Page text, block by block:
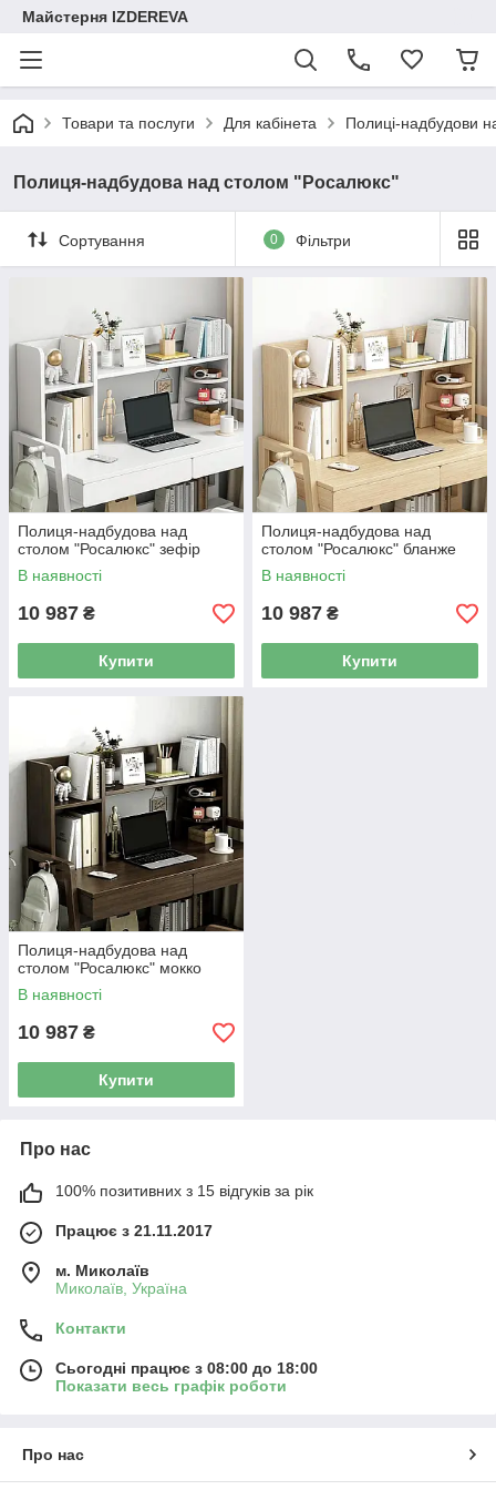
Майстерня IZDEREVA
Товари та послуги Для кабінета Полиці-надбудови
Полиця-надбудова над столом "Росалюкс"
Сортування 0 Фільтри
Полиця-надбудова над
столом "Росалюкс" зефір
В наявності
10 987 ₴
Купити
Полиця-надбудова над
столом "Росалюкс" бланже
В наявності
10 987 ₴
Купити
Полиця-надбудова над
столом "Росалюкс" мокко
В наявності
10 987 ₴
Купити
Про нас
100% позитивних з 15 відгуків за рік
Працює з 21.11.2017
м. Миколаїв
Миколаїв, Україна
Контакти
Сьогодні працює з 08:00 до 18:00
Показати весь графік роботи
Про нас